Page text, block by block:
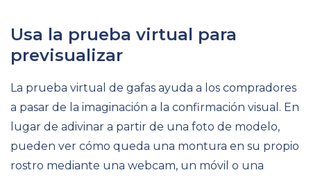
Usa la prueba virtual para
previsualizar
La prueba virtual de gafas ayuda a los compradores
a pasar de la imaginación a la confirmación visual. En
lugar de adivinar a partir de una foto de modelo,
pueden ver cómo queda una montura en su propio
rostro mediante una webcam, un móvil o una